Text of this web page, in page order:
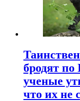
бродят
ученые
что их не